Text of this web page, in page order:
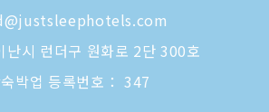
시 런더구 원화로 2단 300호
박업 등록번호： 347